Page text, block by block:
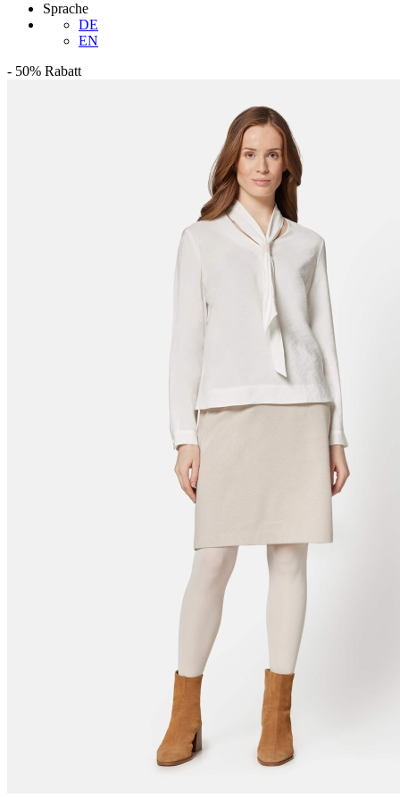
Sprache
DE
EN
- 50% Rabatt